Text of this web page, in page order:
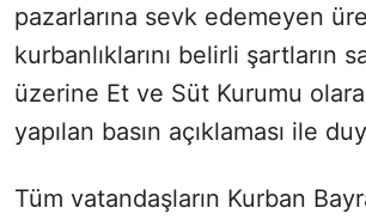
pazarlarına sevk edemeyen
kurbanlıklarını belirli şartların
üzerine Et ve Süt Kurumu
yapılan basın açıklaması ile
Tüm vatandaşların Kurban